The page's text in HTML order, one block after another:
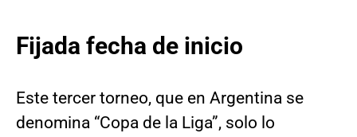
Fijada fecha de inicio
Este tercer torneo, que en Argentina se
denomina “Copa de la Liga”, solo lo